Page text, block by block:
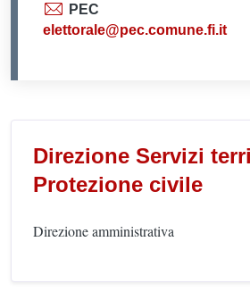
PEC
elettorale@pec.comune.fi.it
Direzione Servizi
Protezione civile
Direzione amministrativa